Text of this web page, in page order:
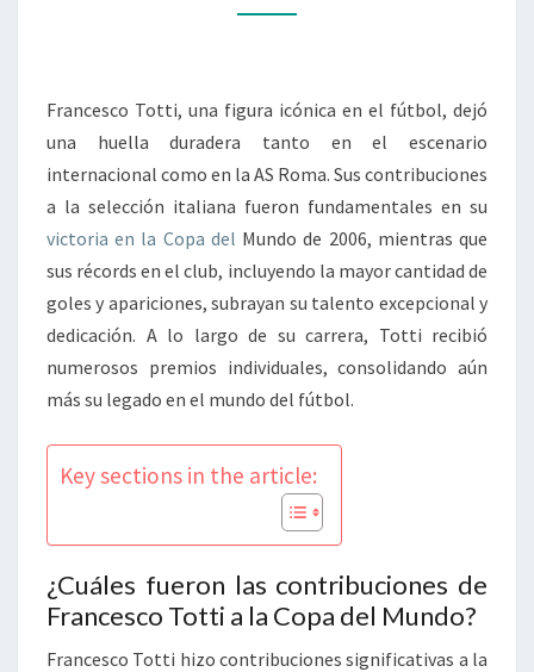
Francesco Totti, una figura icónica en el fútbol, dejó
una huella duradera tanto en el escenario
internacional como en la AS Roma. Sus contribuciones
a la selección italiana fueron fundamentales en su
victoria en la Copa del Mundo de 2006, mientras que
sus récords en el club, incluyendo la mayor cantidad de
goles y apariciones, subrayan su talento excepcional y
dedicación. A lo largo de su carrera, Totti recibió
numerosos premios individuales, consolidando aún
más su legado en el mundo del fútbol.
Key sections in the article:
¿Cuáles fueron las contribuciones de
Francesco Totti a la Copa del Mundo?
Francesco Totti hizo contribuciones significativas a la